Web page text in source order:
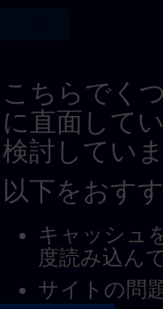
こちらでく
に直面して
検討していま
以下をおす
キャッシュ
度読み込ん
サイトの問